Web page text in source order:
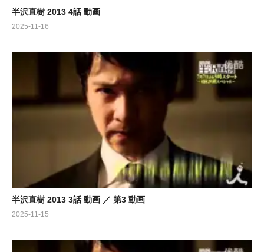
半沢直樹 2013 4話 動画
2025-11-16
半沢直樹 2013 3話 動画 ／ 第3 動画
2025-11-15